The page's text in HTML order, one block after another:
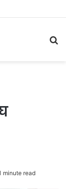
minute read